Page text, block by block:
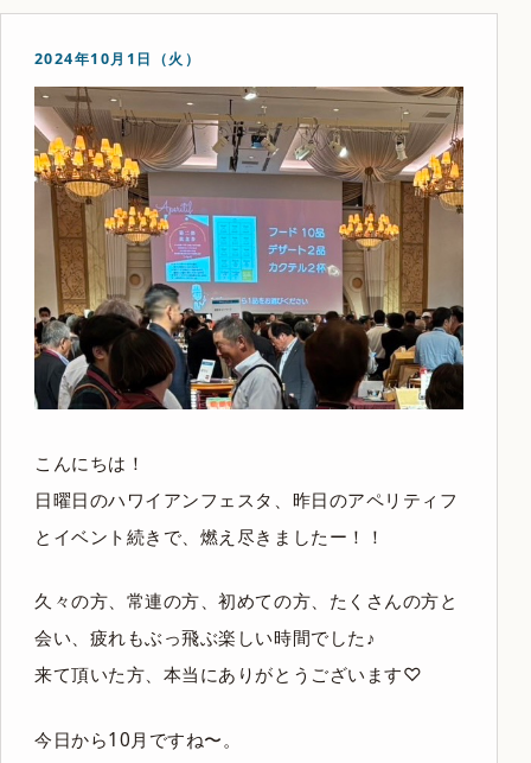
2024年10月1日（火）
こんにちは！
日曜日のハワイアンフェスタ、昨日のアペリティフ
とイベント続きで、燃え尽きましたー！！
久々の方、常連の方、初めての方、たくさんの方と
会い、疲れもぶっ飛ぶ楽しい時間でした♪
来て頂いた方、本当にありがとうございます♡
今日から10月ですね〜。